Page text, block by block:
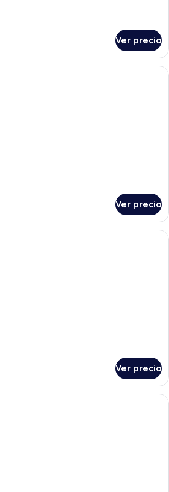
Ver precio
Una habitación de hotel con dos
Ver precio
Habitación de hotel con una cama
Ver precio
Habitación de hotel con dos camas,